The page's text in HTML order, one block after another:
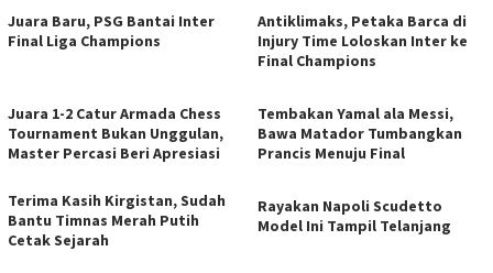
Juara Baru, PSG Bantai Inter
Final Liga Champions
Antiklimaks, Petaka Barca di
Injury Time Loloskan Inter ke
Final Champions
Juara 1-2 Catur Armada Chess
Tournament Bukan Unggulan,
Master Percasi Beri Apresiasi
Tembakan Yamal ala Messi,
Bawa Matador Tumbangkan
Prancis Menuju Final
Terima Kasih Kirgistan, Sudah
Bantu Timnas Merah Putih
Cetak Sejarah
Rayakan Napoli Scudetto
Model Ini Tampil Telanjang